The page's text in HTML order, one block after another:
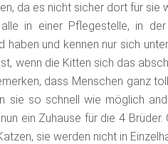
da es nicht sicher dort für sie
in einer Pflegestelle, in
haben und kennen nur sich
wenn die Kitten sich das
dass Menschen ganz
sie so schnell wie möglich
ein Zuhause für die 4
sie werden nicht in